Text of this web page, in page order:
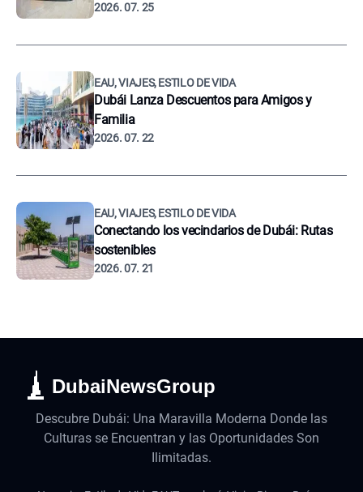
2026. 07. 25
EAU, VIAJES, ESTILO DE VIDA
Dubái Lanza Descuentos para Amigos y
Familia
2026. 07. 22
EAU, VIAJES, ESTILO DE VIDA
Conectando los vecindarios de Dubái: Rutas
sostenibles
2026. 07. 21
DubaiNewsGroup
Descubre Dubái: Una Maravilla Moderna Donde las
Culturas se Encuentran y las Oportunidades Son
Ilimitadas.